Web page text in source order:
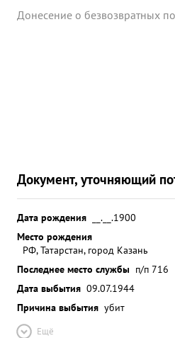
Донесение о безвозвратных
Документ, уточняющий
Дата рождения
__.__.1900
Место рождения
РФ, Татарстан, город Казань
Последнее место службы п/п 716
Дата выбытия 09.07.1944
Причина выбытия убит
Ещё